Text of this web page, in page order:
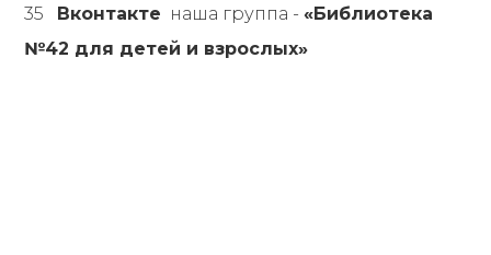
35 Вконтакте наша группа -«Библиотека
№42 для детей и взрослых»